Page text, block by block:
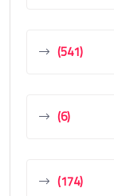
(541)
(6)
(174)